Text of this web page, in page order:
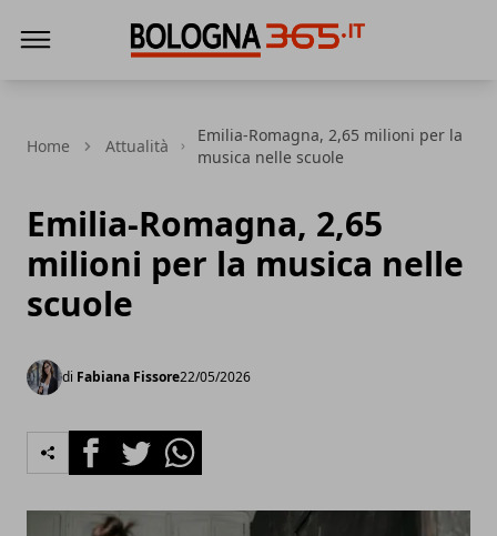
Home Attualità
Emilia-Romagna, 2,65 milioni per la
musica nelle scuole
Emilia-Romagna, 2,65
milioni per la musica nelle
scuole
di Fabiana Fissore22/05/2026
FacebookTwitterWhatsapp